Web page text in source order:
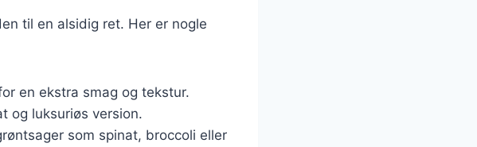
til en alsidig ret. Her er nogle
en ekstra smag og tekstur.
og luksuriøs version.
som spinat, broccoli eller